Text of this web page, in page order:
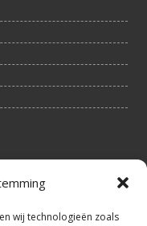
wij technologieën zoals